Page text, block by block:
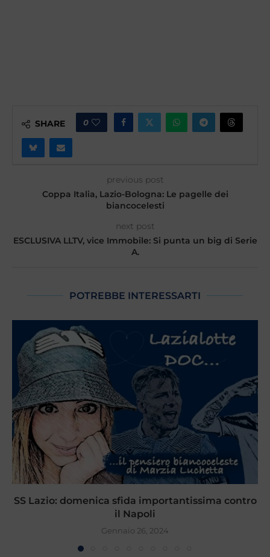
SHARE 0
previous post
Coppa Italia, Lazio-Bologna: Le pagelle dei
biancocelesti
next post
ESCLUSIVA LLTV, vice Immobile: Si punta un big di Serie
A.
POTREBBE INTERESSARTI
SS Lazio: domenica sfida importantissima contro
il Napoli
Gennaio 26, 2024